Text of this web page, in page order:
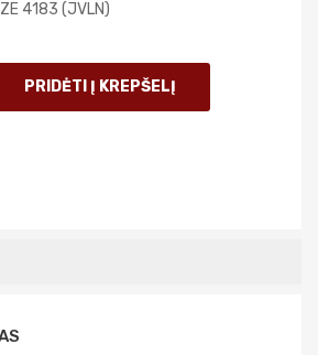
4183 (JVLN)